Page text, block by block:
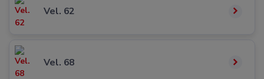
Vel. 62
Vel. 68